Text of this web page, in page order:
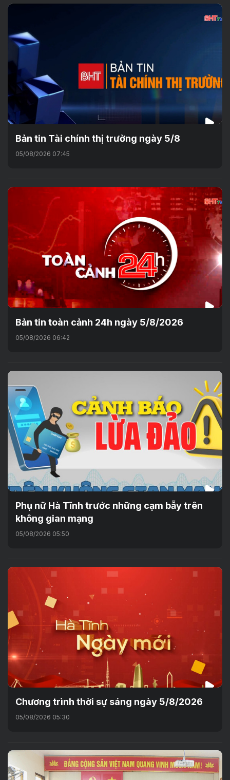
Bản tin Tài chính thị trường ngày 5/8
05/08/2026 07:45
Bản tin toàn cảnh 24h ngày 5/8/2026
05/08/2026 06:42
Phụ nữ Hà Tĩnh trước những cạm bẫy trên
không gian mạng
05/08/2026 05:50
Chương trình thời sự sáng ngày 5/8/2026
05/08/2026 05:30